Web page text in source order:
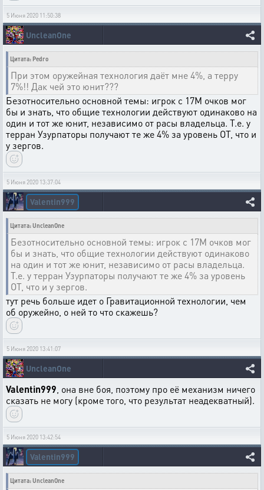
5 Июня 2020 11:50:38
UncleanOne
Цитата: Pedro
При этом оружейная технология даёт мне 4%, а терру
7%!! Дак чей это юнит???
Безотносительно основной темы: игрок с 17М очков мог
бы и знать, что общие технологии действуют одинаково на
один и тот же юнит, независимо от расы владельца. Т.е. у
терран Узурпаторы получают те же 4% за уровень ОТ, что и
у зергов.
5 Июня 2020 13:37:04
Valentin999
Цитата: UncleanOne
Безотносительно основной темы: игрок с 17М очков мог
бы и знать, что общие технологии действуют одинаково
на один и тот же юнит, независимо от расы владельца.
Т.е. у терран Узурпаторы получают те же 4% за уровень
ОТ, что и у зергов.
тут речь больше идет о Гравитационной технологии, чем
об оружейно, о ней то что скажешь?
5 Июня 2020 13:41:07
UncleanOne
Valentin999 , она вне боя, поэтому про её механизм ничего
сказать не могу (кроме того, что результат неадекватный).
5 Июня 2020 13:42:54
Valentin999
Цитата: UncleanOne